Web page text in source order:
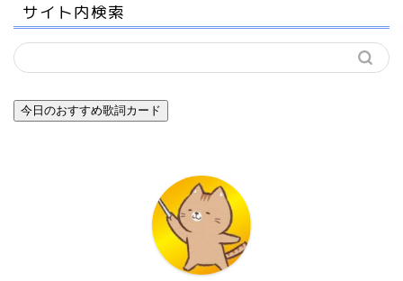
サイト内検索
今日のおすすめ歌詞カード